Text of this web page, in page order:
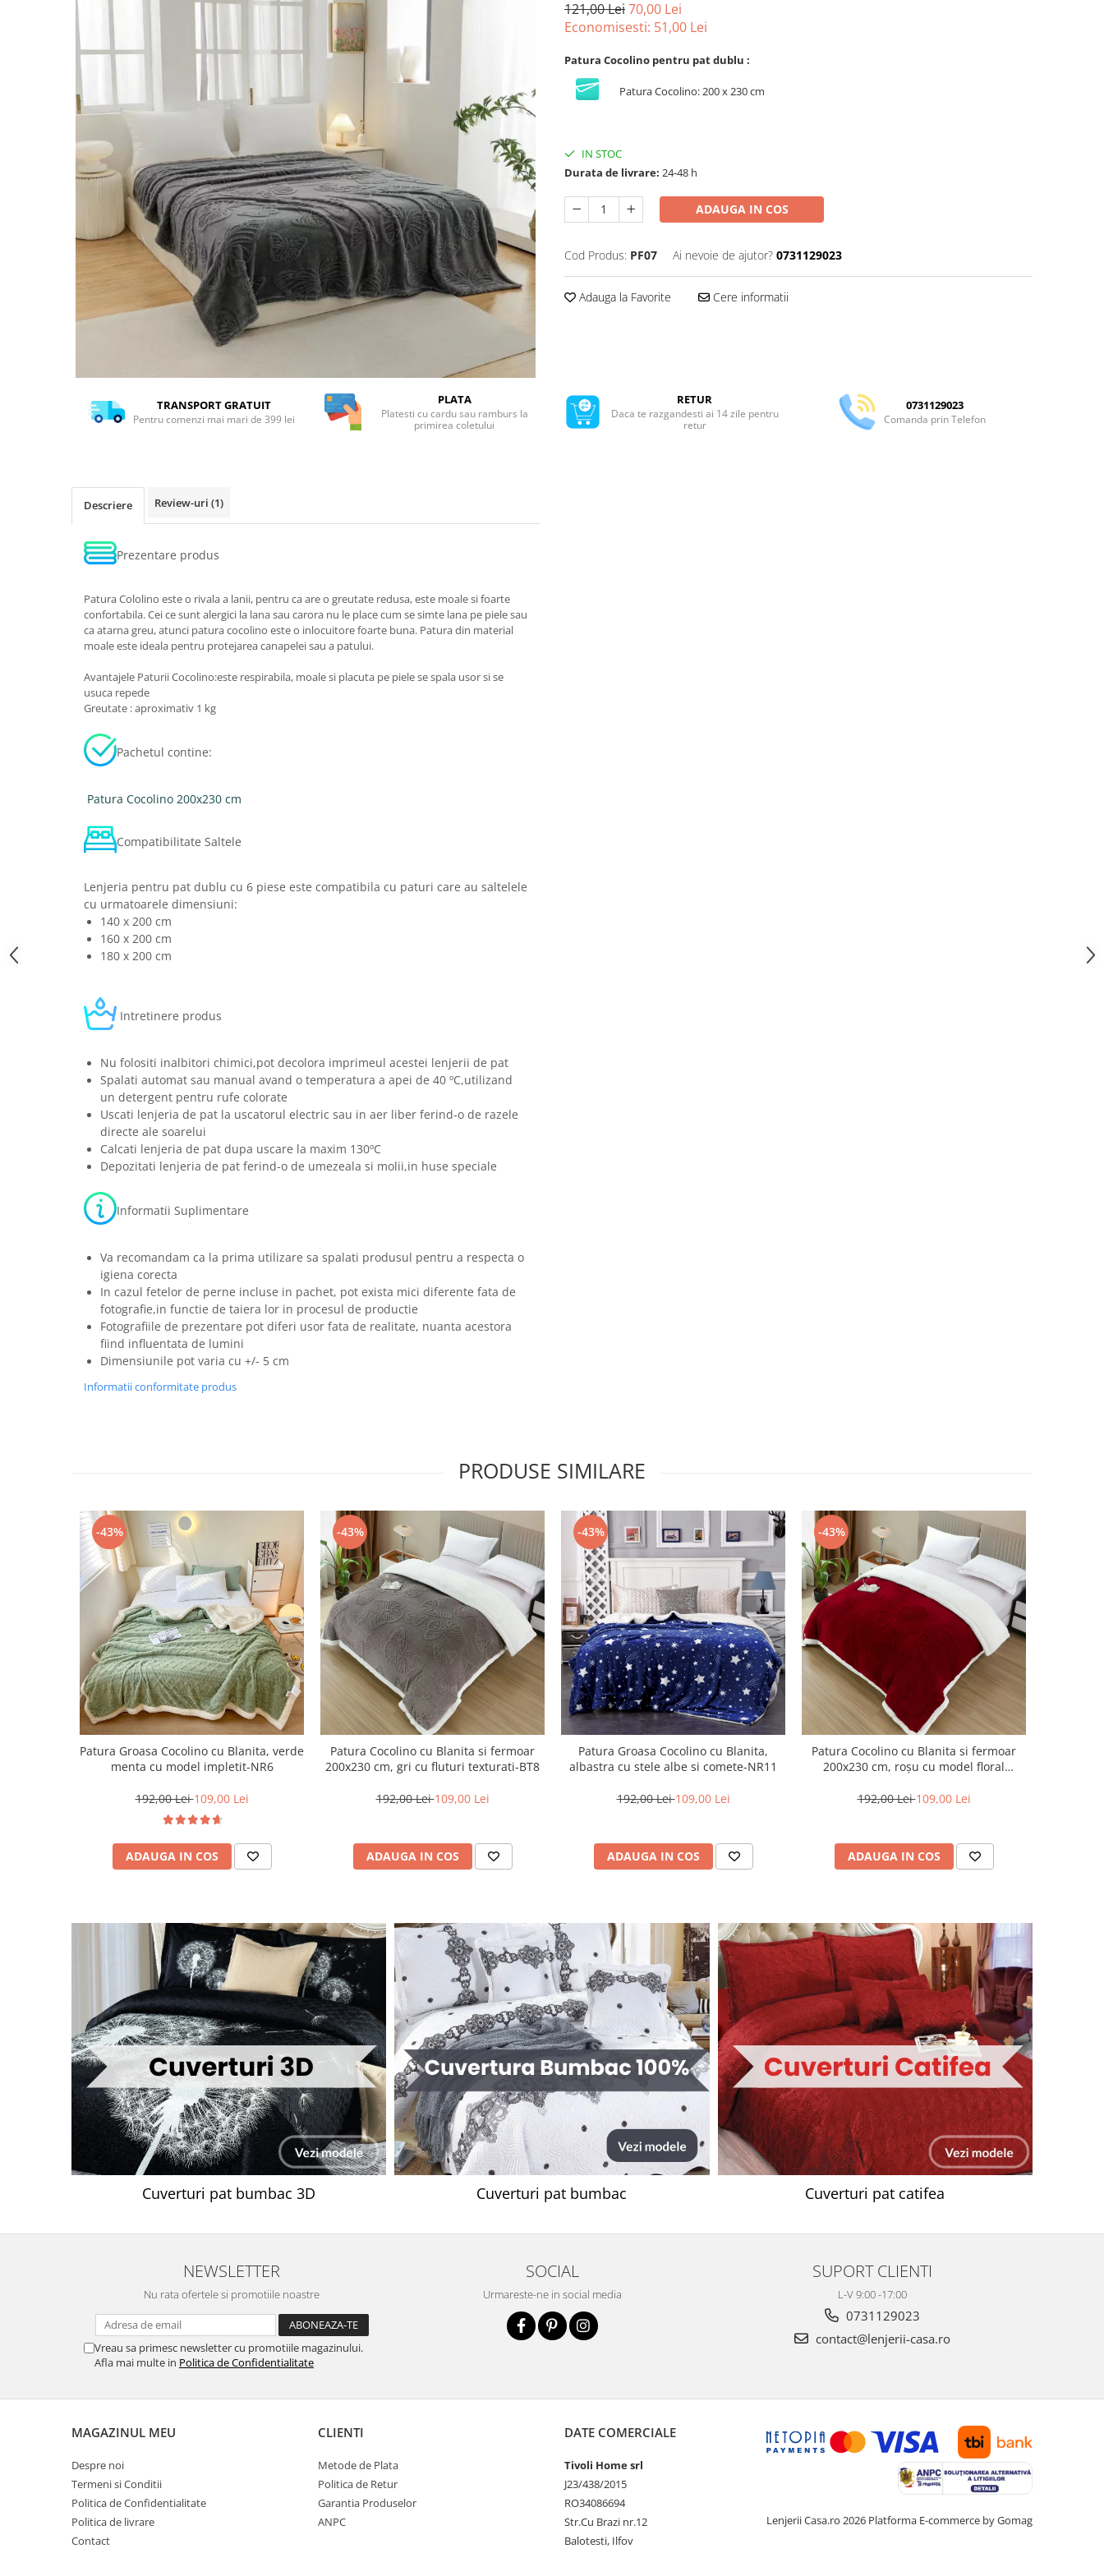
Lenjerii de pat Bumbac Poplin
Lenjerii de pat Catifea
Lenjerii de pat Damasc
Lenjerii de pat Finet + 2 Draperii
Lenjerii de pat Finet cu PLIURI
Lenjerii de pat finet Home
Lenjerii de pat Saten 4 piese cu
121,00 Lei70,00 Lei
Economisesti: 51,00 Lei
Patura Cocolino pentru pat dublu :
Patura Cocolino: 200 x 230 cm
IN STOC
Durata de livrare: 24-48 h
ADAUGA IN COS
Cod Produs: PF07 Ai nevoie de ajutor? 0731129023
Adauga la Favorite Cere informatii
TRANSPORT GRATUIT
Pentru comenzi mai mari de 399 lei
PLATA
Platesti cu cardu sau ramburs la
primirea coletului
RETUR
Daca te razgandesti ai 14 zile pentru
retur
0731129023
Comanda prin Telefon
Descriere Review-uri (1)
Prezentare produs
Patura Cololino este o rivala a lanii, pentru ca are o greutate redusa, este moale si foarte
confortabila. Cei ce sunt alergici la lana sau carora nu le place cum se simte lana pe piele sau
ca atarna greu, atunci patura cocolino este o inlocuitore foarte buna. Patura din material
moale este ideala pentru protejarea canapelei sau a patului.
Avantajele Paturii Cocolino:este respirabila, moale si placuta pe piele se spala usor si se
usuca repede
Greutate : aproximativ 1 kg
Pachetul contine:
Patura Cocolino 200x230 cm
Compatibilitate Saltele
Lenjeria pentru pat dublu cu 6 piese este compatibila cu paturi care au saltelele
cu urmatoarele dimensiuni:
140 x 200 cm
160 x 200 cm
180 x 200 cm
Intretinere produs
Nu folositi inalbitori chimici,pot decolora imprimeul acestei lenjerii de pat
Spalati automat sau manual avand o temperatura a apei de 40 ºC,utilizand
un detergent pentru rufe colorate
Uscati lenjeria de pat la uscatorul electric sau in aer liber ferind-o de razele
directe ale soarelui
Calcati lenjeria de pat dupa uscare la maxim 130ºC
Depozitati lenjeria de pat ferind-o de umezeala si molii,in huse speciale
Informatii Suplimentare
Va recomandam ca la prima utilizare sa spalati produsul pentru a respecta o
igiena corecta
In cazul fetelor de perne incluse in pachet, pot exista mici diferente fata de
fotografie,in functie de taiera lor in procesul de productie
Fotografiile de prezentare pot diferi usor fata de realitate, nuanta acestora
fiind influentata de lumini
Dimensiunile pot varia cu +/- 5 cm
Informatii conformitate produs
PRODUSE SIMILARE
-43%
Patura Groasa Cocolino cu Blanita, verde
menta cu model impletit-NR6
192,00 Lei109,00 Lei
ADAUGA IN COS
-43%
Patura Cocolino cu Blanita si fermoar
200x230 cm, gri cu fluturi texturati-BT8
192,00 Lei109,00 Lei
ADAUGA IN COS
-43%
Patura Groasa Cocolino cu Blanita,
albastra cu stele albe si comete-NR11
192,00 Lei109,00 Lei
ADAUGA IN COS
-43%
Patura Cocolino cu Blanita si fermoar
200x230 cm, roșu cu model floral
192,00 Lei109,00 Lei
ADAUGA IN COS
Cuverturi pat bumbac 3D Cuverturi pat bumbac Cuverturi pat catifea
NEWSLETTER
Nu rata ofertele si promotiile noastre
Vreau sa primesc newsletter cu promotiile magazinului.
Afla mai multe in Politica de Confidentialitate
SOCIAL
Urmareste-ne in social media
SUPORT CLIENTI
L-V 9:00 -17:00
0731129023
contact@lenjerii-casa.ro
MAGAZINUL MEU
Despre noi
Termeni si Conditii
Politica de Confidentialitate
Politica de livrare
Contact
CLIENTI
Metode de Plata
Politica de Retur
Garantia Produselor
ANPC
DATE COMERCIALE
Tivoli Home srl
J23/438/2015
RO34086694
Str.Cu Brazi nr.12
Balotesti, Ilfov
Lenjerii Casa.ro 2026 Platforma E-commerce by Gomag